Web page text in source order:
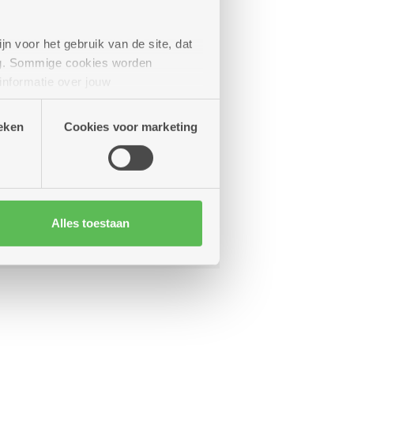
voor het gebruik van de site, dat
Sommige cookies worden
over jouw
partners kunnen deze gegevens
Cookies voor marketing
Alles toestaan
met 2